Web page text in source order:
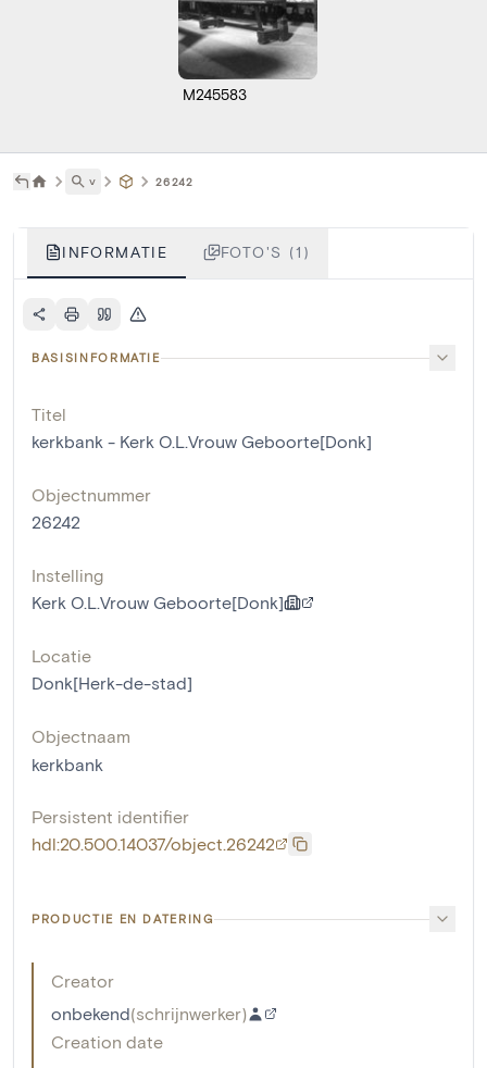
M245583
˅ 26242
INFORMATIE FOTO'S (1)
BASISINFORMATIE
Titel
kerkbank - Kerk O.L.Vrouw Geboorte[Donk]
Objectnummer
26242
Instelling
Kerk O.L.Vrouw Geboorte[Donk]
Locatie
Donk[Herk-de-stad]
Objectnaam
kerkbank
Persistent identifier
hdl:20.500.14037/object.26242
PRODUCTIE EN DATERING
Creator
onbekend(schrijnwerker)
Creation date